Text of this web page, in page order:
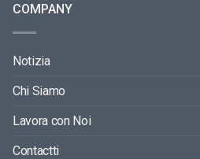
COMPANY
Notizia
Chi Siamo
Lavora con Noi
Contactti